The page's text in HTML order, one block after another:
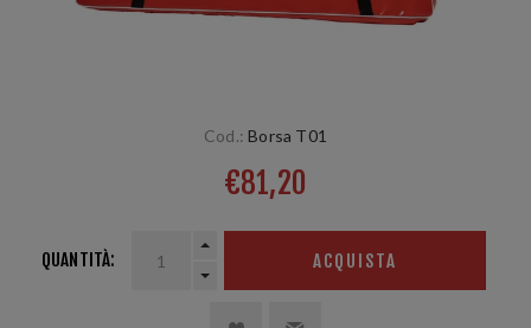
Cod.: Borsa T01
€81,20
QUANTITÀ: ACQUISTA